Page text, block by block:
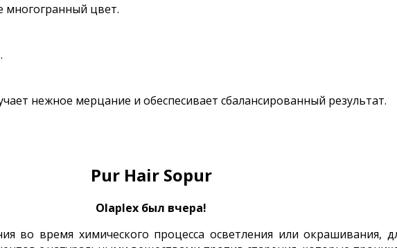
многогранный цвет.
нежное мерцание и обеспесивает сбалансированный результат.
Pur Hair Sopur
Olaplex был вчера!
во время химического процесса осветления или окрашивания,